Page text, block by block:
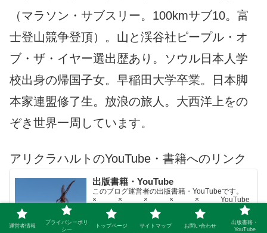
（マラソン・サブスリー。100kmサブ10。富
士登山競争登頂）。山と渓谷社ピープル・オ
ブ・ザ・イヤー選出歴あり。ソウル日本人学
校出身の帰国子女。早稲田大学卒業。日本脚
本家連盟修了生。放浪の旅人。大西洋上をの
ぞき世界一周しています。
アリクラハルトのYouTube・書籍へのリンク
出版書籍・YouTube
このブログ運営者の出版書籍・YouTubeです。
× × × × × YouTube
メインチャンネル【50代早期退職夫婦の楽園探求
ちゃんねる】YouTubeサブチャンネル【世界名作
文学紹介チャンネル】× × × ...
運営者情報
プライバシーポリ
シー
トップページ サイトマップ お問い合わせ
出版書籍・
YouTube